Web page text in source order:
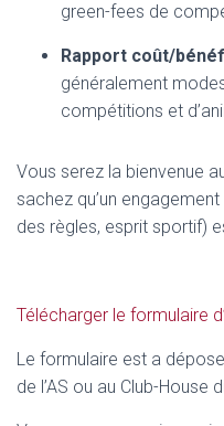
green-fees de
Rapport coût/
généralement
compétitions et
Vous serez la bienvenue
sachez qu’un
des règles, esprit sportif)
Télécharger le formulaire
Le formulaire est a
de l’AS ou au Club-House